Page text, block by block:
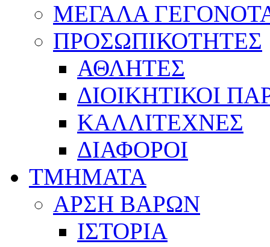
ΜΕΓΑΛΑ
ΠΡΟΣΩΠΙΚΟΤΗΤΕΣ
ΑΘΛΗΤΕΣ
ΔΙΟΙΚΗΤΙΚΟΙ
ΚΑΛΛΙΤΕΧΝΕΣ
ΔΙΑΦΟΡΟΙ
ΤΜΗΜΑΤΑ
ΑΡΣΗ ΒΑΡΩΝ
ΙΣΤΟΡΙΑ